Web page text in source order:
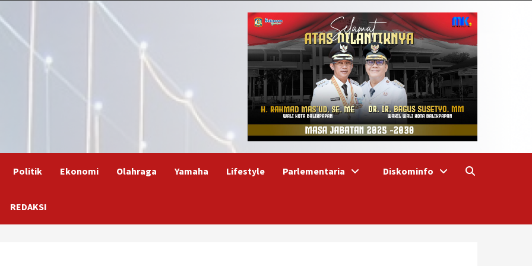
Politik Ekonomi Olahraga Yamaha Lifestyle Parlementaria Diskominfo
REDAKSI